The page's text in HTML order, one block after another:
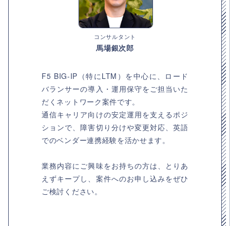
コンサルタント
馬場銀次郎
F5 BIG-IP（特にLTM）を中心に、ロード
バランサーの導入・運用保守をご担当いた
だくネットワーク案件です。
通信キャリア向けの安定運用を支えるポジ
ションで、障害切り分けや変更対応、英語
でのベンダー連携経験を活かせます。
業務内容にご興味をお持ちの方は、とりあ
えずキープし、案件へのお申し込みをぜひ
ご検討ください。